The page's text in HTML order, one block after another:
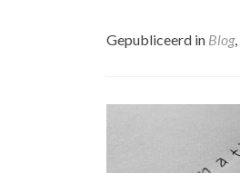
Gepubliceerd in Blog,